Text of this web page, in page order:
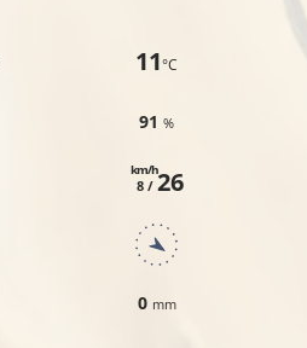
11°C
91%
8 /
km/h26
0 mm